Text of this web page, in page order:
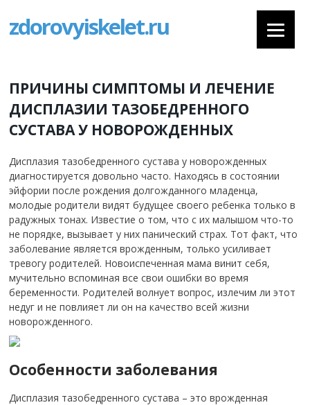
zdorovyiskelet.ru
ПРИЧИНЫ СИМПТОМЫ И ЛЕЧЕНИЕ
ДИСПЛАЗИИ ТАЗОБЕДРЕННОГО
СУСТАВА У НОВОРОЖДЕННЫХ
Дисплазия тазобедренного сустава у новорожденных
диагностируется довольно часто. Находясь в состоянии
эйфории после рождения долгожданного младенца,
молодые родители видят будущее своего ребенка только в
радужных тонах. Известие о том, что с их малышом что-то
не порядке, вызывает у них панический страх. Тот факт, что
заболевание является врожденным, только усиливает
тревогу родителей. Новоиспеченная мама винит себя,
мучительно вспоминая все свои ошибки во время
беременности. Родителей волнует вопрос, излечим ли этот
недуг и не повлияет ли он на качество всей жизни
новорожденного.
Особенности заболевания
Дисплазия тазобедренного сустава – это врожденная